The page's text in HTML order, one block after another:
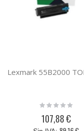
Rating:
107,88 €